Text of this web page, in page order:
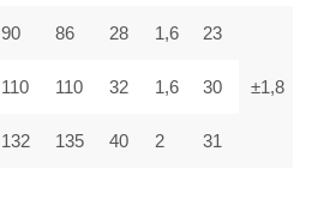
90 86 28 1,6 23
±1,8
110 110 32 1,6 30
132 135 40 2 31